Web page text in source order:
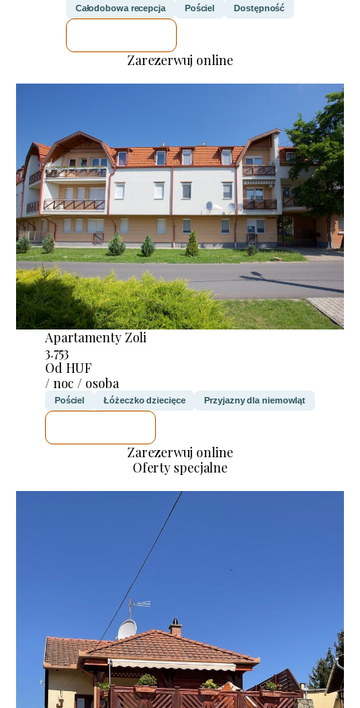
Całodobowa recepcja Pościel Dostępność
Zarezerwuj online
Apartamenty Zoli
3.753
Od HUF
/ noc / osoba
Pościel Łóżeczko dziecięce Przyjazny dla niemowląt
Zarezerwuj online
Oferty specjalne